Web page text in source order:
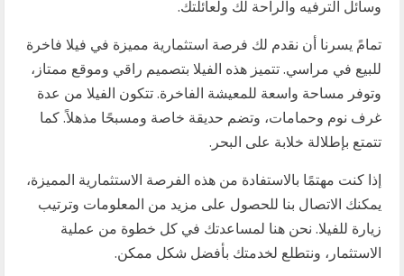
وسائل الترفيه والراحة لك ولعائلتك.
تمامً يسرنا أن نقدم لك فرصة استثمارية مميزة في فيلا فاخرة
للبيع في مراسي. تتميز هذه الفيلا بتصميم راقي وموقع ممتاز،
وتوفر مساحة واسعة للمعيشة الفاخرة. تتكون الفيلا من عدة
غرف نوم وحمامات، وتضم حديقة خاصة ومسبحًا مذهلاً. كما
تتمتع بإطلالة خلابة على البحر.
إذا كنت مهتمًا بالاستفادة من هذه الفرصة الاستثمارية المميزة،
يمكنك الاتصال بنا للحصول على مزيد من المعلومات وترتيب
زيارة للفيلا. نحن هنا لمساعدتك في كل خطوة من عملية
الاستثمار، ونتطلع لخدمتك بأفضل شكل ممكن.